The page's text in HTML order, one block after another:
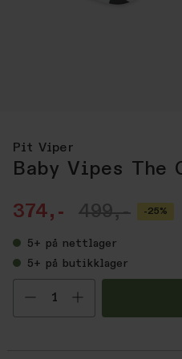
Pit Viper
Baby Vipes The
374,- 499,- -25%
5+ på nettlager
5+ på butikklager
Velg antall